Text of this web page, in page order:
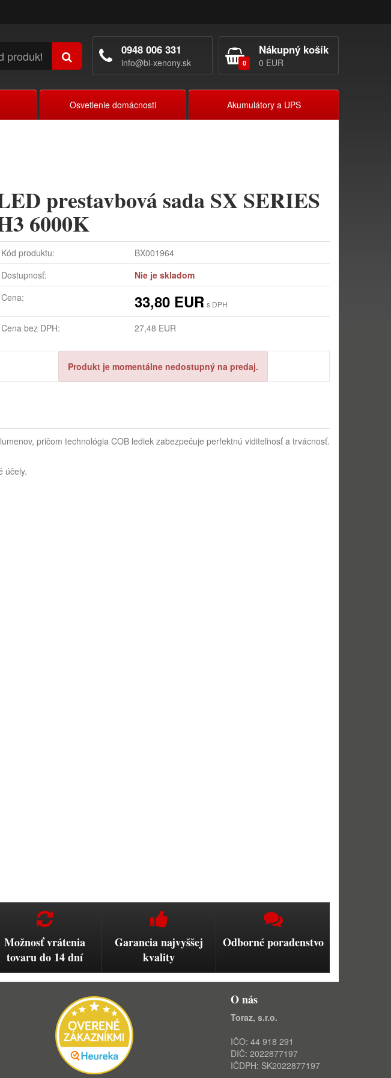
0
Nákupný košík
0 EUR
0948 006 331
info@bi-xenony.sk
Osvetlenie domácnosti Akumulátory a UPS
prestavbová sada SX SERIES
6000K
Kód produktu:
BX001964
Dostupnosť:
Nie je skladom
Cena:
33,80 EUR s DPH
Cena bez DPH: 27,48 EUR
Produkt je momentálne nedostupný na predaj.
pričom technológia COB lediek zabezpečuje perfektnú viditeľnosť a trvácnosť.
účely.
Možnosť vrátenia
tovaru do 14 dní
Garancia najvyššej
kvality
Odborné poradenstvo
O nás
Toraz, s.r.o.
IČO: 44 918 291
DIČ: 2022877197
IČDPH: SK2022877197